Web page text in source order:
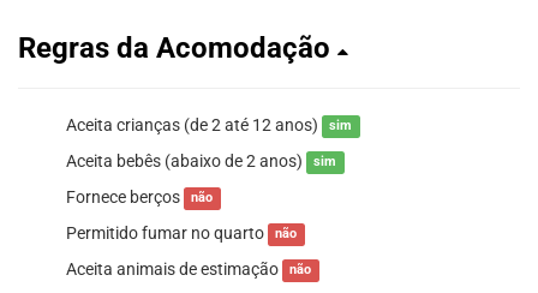
Regras da Acomodação
Aceita crianças (de 2 até 12 anos) sim
Aceita bebês (abaixo de 2 anos) sim
Fornece berços não
Permitido fumar no quarto não
Aceita animais de estimação não